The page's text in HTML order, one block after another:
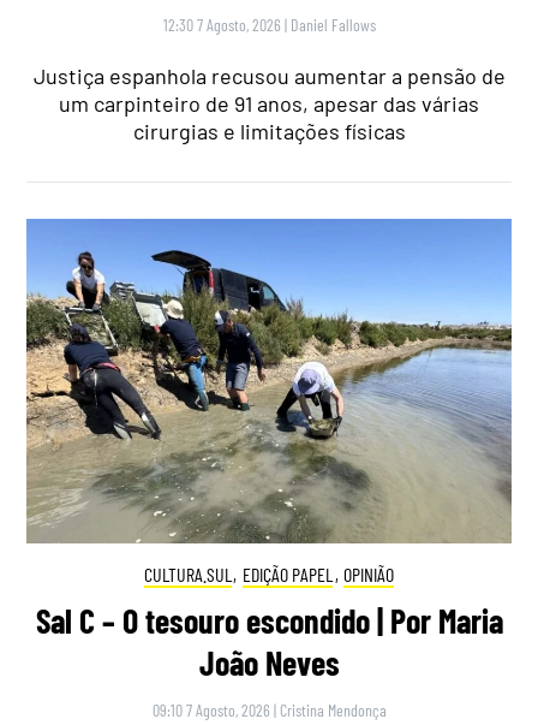
12:30 7 Agosto, 2026 | Daniel Fallows
Justiça espanhola recusou aumentar a pensão de
um carpinteiro de 91 anos, apesar das várias
cirurgias e limitações físicas
CULTURA.SUL , EDIÇÃO PAPEL , OPINIÃO
Sal C – O tesouro escondido | Por Maria
João Neves
09:10 7 Agosto, 2026 | Cristina Mendonça